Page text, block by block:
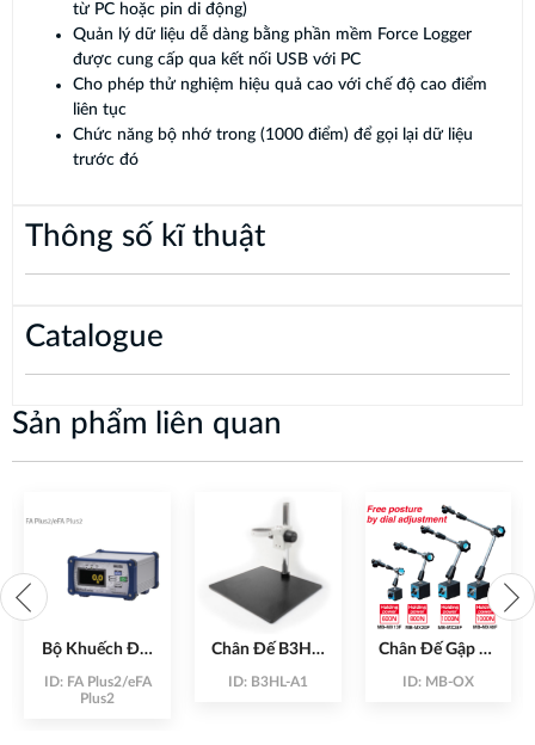
từ PC hoặc pin di động)
Quản lý dữ liệu dễ dàng bằng phần mềm Force Logger
được cung cấp qua kết nối USB với PC
Cho phép thử nghiệm hiệu quả cao với chế độ cao điểm
liên tục
Chức năng bộ nhớ trong (1000 điểm) để gọi lại dữ liệu
trước đó
Thông số kĩ thuật
Catalogue
Sản phẩm liên quan
Bộ Khuếch Đại
ID: FA Plus2/eFA
Plus2
Chân Đế B3HL-
ID: B3HL-A1
Chân Đế Gập Từ
ID: MB-OX